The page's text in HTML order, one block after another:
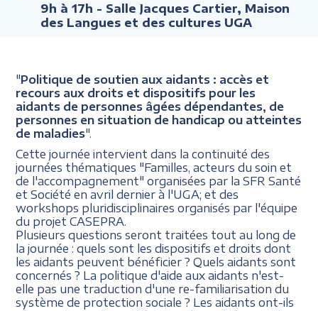
9h à 17h - Salle Jacques Cartier, Maison
des Langues et des cultures UGA
"Politique de soutien aux aidants : accès et
recours aux droits et dispositifs pour les
aidants de personnes âgées dépendantes, de
personnes en situation de handicap ou atteintes
de maladies".
Cette journée intervient dans la continuité des
journées thématiques "Familles, acteurs du soin et
de l'accompagnement" organisées par la SFR Santé
et Société en avril dernier à l'UGA; et des
workshops pluridisciplinaires organisés par l'équipe
du projet CASEPRA.
Plusieurs questions seront traitées tout au long de
la journée : quels sont les dispositifs et droits dont
les aidants peuvent bénéficier ? Quels aidants sont
concernés ? La politique d'aide aux aidants n'est-
elle pas une traduction d'une re-familiarisation du
système de protection sociale ? Les aidants ont-ils